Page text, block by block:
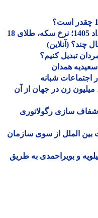
قیمت طلا و دلار امروز جمعه 16 مرداد 1405؛ نرخ سکه، طلای 18
(آنلاین)
تبدیل کنیم؟
همدان
شبانه
بیماری دردناکی که 165 میلیون زن در جهان از آن
شفاف سازی رگولاتوری
اینترنت بین الملل از سوی سازمان
کهگیلویه و بویراحمدی به طریق